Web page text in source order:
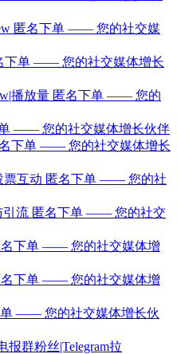
匿名下单 —— 您的社交媒
下单 —— 您的社交媒体增长
播放量 匿名下单 —— 您的
—— 您的社交媒体增长伙伴
下单 —— 您的社交媒体增长
票互动 匿名下单 —— 您的社
引流 匿名下单 —— 您的社交
名下单 —— 您的社交媒体增
名下单 —— 您的社交媒体增
单 —— 您的社交媒体增长伙
报群粉丝|Telegram拉